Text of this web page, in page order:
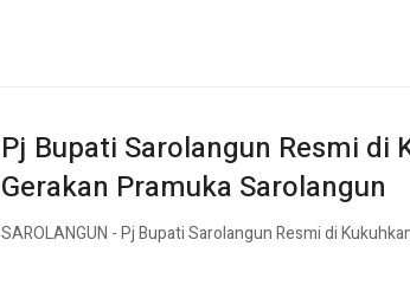
Pj Bupati Sarolangun Resmi di
Gerakan Pramuka Sarolangun
SAROLANGUN - Pj Bupati Sarolangun Resmi di